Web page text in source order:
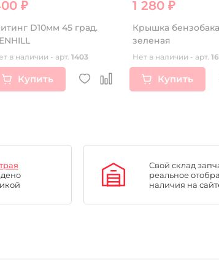
₽
D10мм 45 град.
в наличии - арт. 1403
Купить
1 280 ₽
Крышка
зеленая
Нет в наличии - арт.
Купить
Свой склад
реальное
наличия на